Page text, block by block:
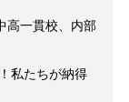
高一貫校、内部
私たちが納得